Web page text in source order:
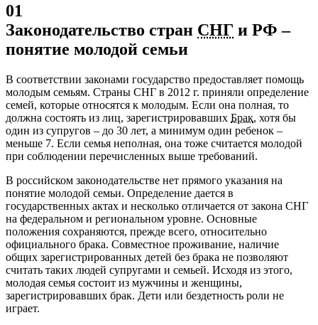
01
Законодательство стран СНГ и РФ –
понятие молодой семьи
В соответствии законами государство предоставляет помощь
молодым семьям. Страны СНГ в 2012 г. приняли определение
семей, которые относятся к молодым. Если она полная, то
должна состоять из лиц, зарегистрировавших Брак, хотя бы
один из супругов – до 30 лет, а минимум один ребенок –
меньше 7. Если семья неполная, она тоже считается молодой
при соблюдении перечисленных выше требований.
В российском законодательстве нет прямого указания на
понятие молодой семьи. Определение дается в
государственных актах и несколько отличается от закона СНГ
на федеральном и региональном уровне. Основные
положения сохраняются, прежде всего, относительно
официального брака. Совместное проживание, наличие
общих зарегистрированных детей без брака не позволяют
считать таких людей супругами и семьей. Исходя из этого,
молодая семья состоит из мужчины и женщины,
зарегистрировавших брак. Дети или бездетность роли не
играет.